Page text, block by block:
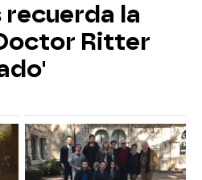
recuerda la
Ritter